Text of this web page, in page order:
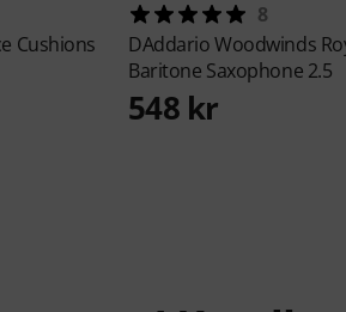
Cushions
8
DAddario Woodwinds
Baritone Saxophone 2.5
548 kr